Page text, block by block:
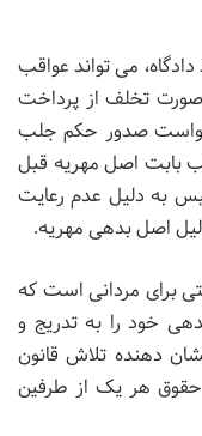
می تواند عواقب
صورت تخلف از پرداخت
صدور حکم جلب
بابت اصل مهریه قبل
به دلیل عدم رعایت
اصل بدهی مهریه.
برای مردانی است که
خود را به تدریج و
دهنده تلاش قانون
حقوق هر یک از طرفین